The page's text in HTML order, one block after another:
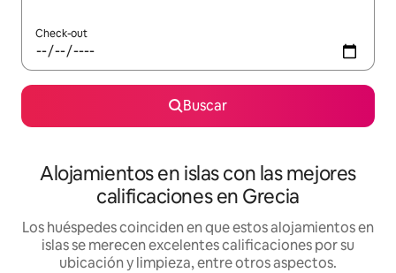
Check-out
Buscar
Alojamientos en islas con las mejores
calificaciones en Grecia
Los huéspedes coinciden en que estos alojamientos en
islas se merecen excelentes calificaciones por su
ubicación y limpieza, entre otros aspectos.